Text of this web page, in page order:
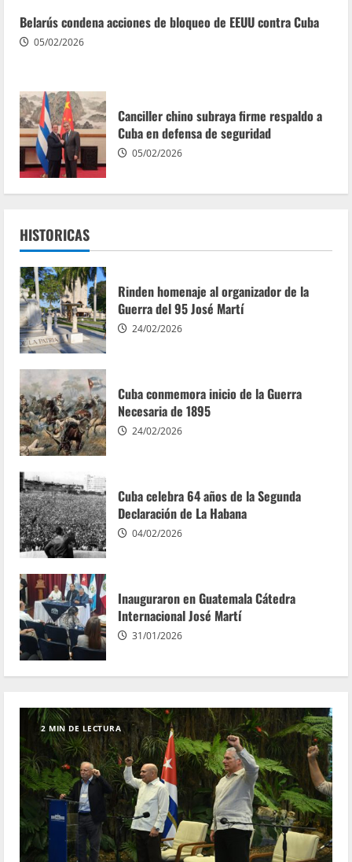
Belarús condena acciones de bloqueo de EEUU contra Cuba
05/02/2026
Canciller chino subraya firme respaldo a
Cuba en defensa de seguridad
05/02/2026
HISTORICAS
Rinden homenaje al organizador de la
Guerra del 95 José Martí
24/02/2026
Cuba conmemora inicio de la Guerra
Necesaria de 1895
24/02/2026
Cuba celebra 64 años de la Segunda
Declaración de La Habana
04/02/2026
Inauguraron en Guatemala Cátedra
Internacional José Martí
31/01/2026
2 MIN DE LECTURA